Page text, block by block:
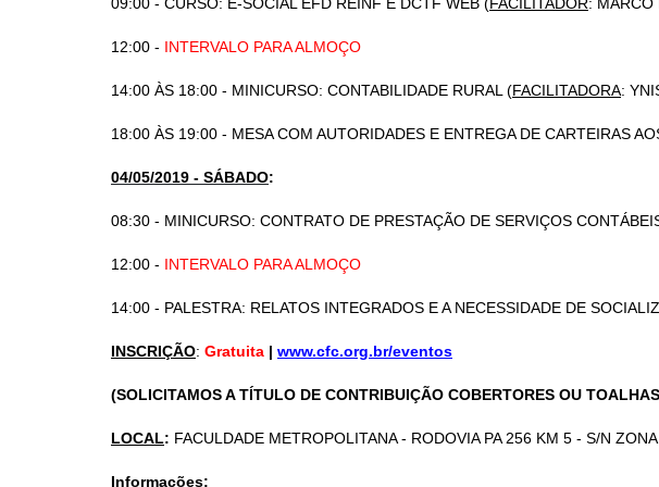
12:00 - INTERVALO PARA ALMOÇO
14:00 ÀS 18:00 - MINICURSO: CONTABILIDADE RURAL (FACILITADORA:
18:00 ÀS 19:00 - MESA COM AUTORIDADES E ENTREGA DE CARTEIRAS
04/05/2019 - SÁBADO:
08:30 - MINICURSO: CONTRATO DE PRESTAÇÃO DE SERVIÇOS
12:00 - INTERVALO PARA ALMOÇO
14:00 - PALESTRA: RELATOS INTEGRADOS E A NECESSIDADE DE
INSCRIÇÃO: Gratuita | www.cfc.org.br/eventos
(SOLICITAMOS A TÍTULO DE CONTRIBUIÇÃO COBERTORES OU
LOCAL: FACULDADE METROPOLITANA - RODOVIA PA 256 KM 5 - S/N ZONA
Informações: